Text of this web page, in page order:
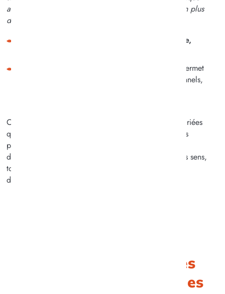
aux capacités et aux besoins des personnes âgées, en plus
des activités du quotidienne.
Musicothérapie, art thérapie, médiation animale,
: cultiver les plantes et les fleurs permet
d’apporter de réels bénéfices sensoriels et émotionnels,
Ces moments offrent aux résidents des stimulations variées
qui favorisent le bien-être cognitif et émotionnel. Elles
permettent de renouer avec de vieilles passions, de
développer la créativité, de stimuler la mémoire et les sens,
tout en renforçant le lien social et le sentiment
d’appartenance.
S’assurer de l’avis des
résidents et des familles